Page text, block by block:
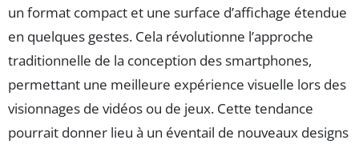
un format compact et une surface d’affichage étendue
en quelques gestes. Cela révolutionne l’approche
traditionnelle de la conception des smartphones,
permettant une meilleure expérience visuelle lors des
visionnages de vidéos ou de jeux. Cette tendance
pourrait donner lieu à un éventail de nouveaux designs